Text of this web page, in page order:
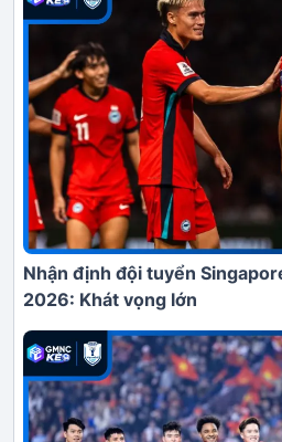
Nhận định đội tuyển
2026: Khát vọng lớn